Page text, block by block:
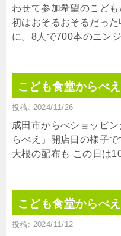
わせて参加希望のこど
初はおそるおそるだっ
に。8人で700本のニン
こども食堂からべ
投稿: 2024/11/26
成田市からべショッピ
らべえ」開店日の様子
大根の配布も この日は
こども食堂からべ
投稿: 2024/11/12